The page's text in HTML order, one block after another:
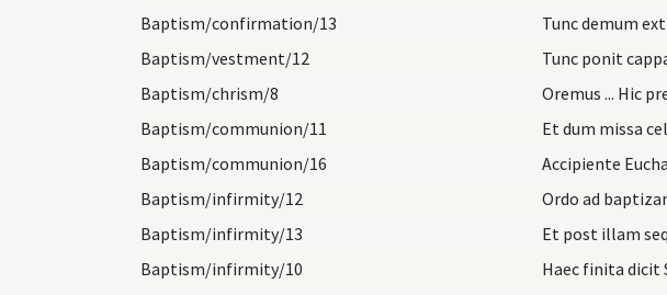
Baptism/confirmation/13
Baptism/vestment/12
Baptism/chrism/8
Baptism/communion/11
Baptism/communion/16
Accipiente
Baptism/infirmity/12
Baptism/infirmity/13
Et post illam
Baptism/infirmity/10